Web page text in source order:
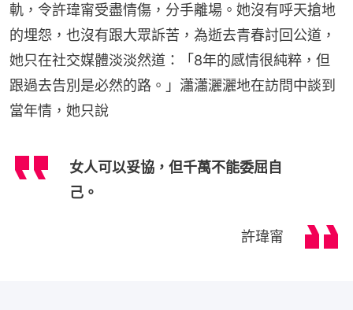
軌，令許瑋甯受盡情傷，分手離場。她沒有呼天搶地
的埋怨，也沒有跟大眾訴苦，為逝去青春討回公道，
她只在社交媒體淡淡然道：「8年的感情很純粹，但
跟過去告別是必然的路。」瀟瀟灑灑地在訪問中談到
當年情，她只說
女人可以妥協，但千萬不能委屈自
己。
許瑋甯